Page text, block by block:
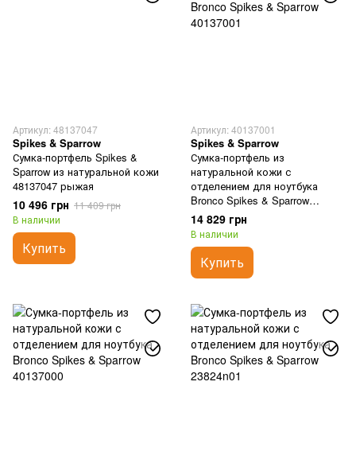
Артикул: 48137047
Spikes & Sparrow
Сумка-портфель Spikes &
Sparrow из натуральной кожи
48137047 рыжая
10 496 грн 11 409 грн
В наличии
Купить
Артикул: 40137001
Spikes & Sparrow
Сумка-портфель из
натуральной кожи с
отделением для ноутбука
Bronco Spikes & Sparrow
40137001
14 829 грн
В наличии
Купить